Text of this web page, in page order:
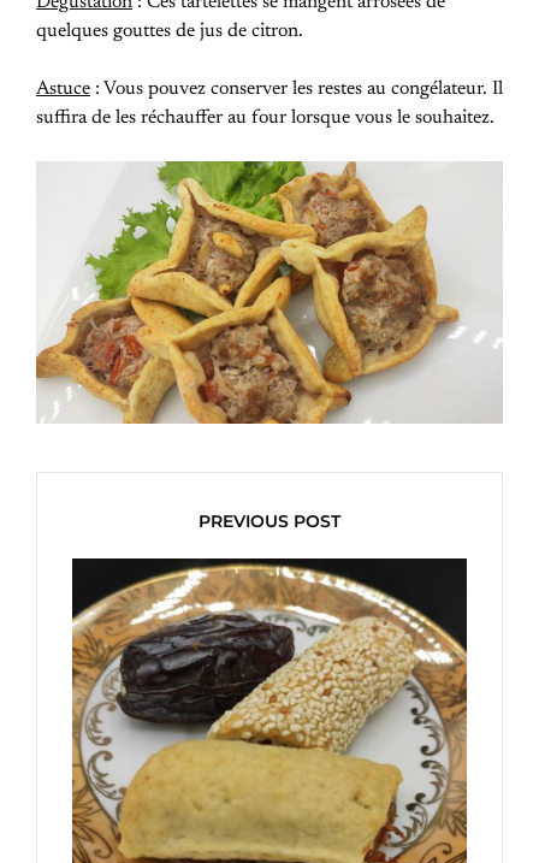
quelques gouttes de jus de citron.
Astuce : Vous pouvez conserver les restes au congélateur. Il
suffira de les réchauffer au four lorsque vous le souhaitez.
PREVIOUS POST